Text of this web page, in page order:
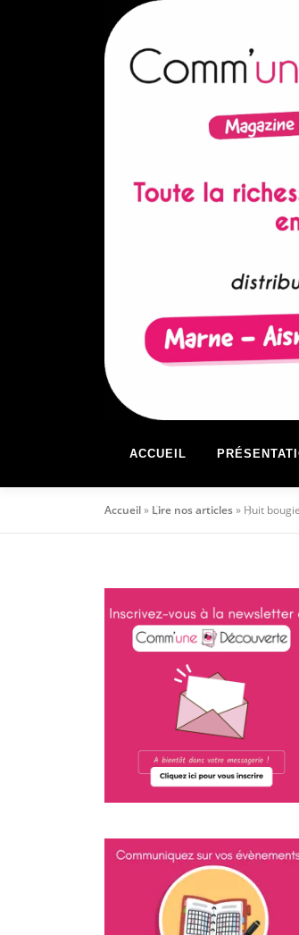
ACCUEIL
Accueil» Lire nos articles» Huit